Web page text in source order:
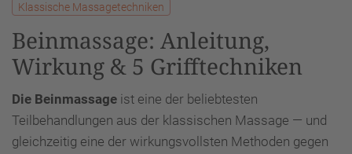
Klassische Massagetechniken
Beinmassage: Anleitung,
Wirkung & 5 Grifftechniken
Die Beinmassage ist eine der beliebtesten
Teilbehandlungen aus der klassischen Massage — und
gleichzeitig eine der wirkungsvollsten Methoden gegen